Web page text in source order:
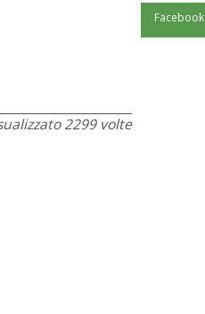
2299 volte
Facebook